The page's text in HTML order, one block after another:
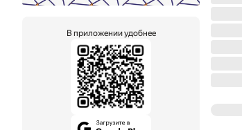
В приложении удобнее